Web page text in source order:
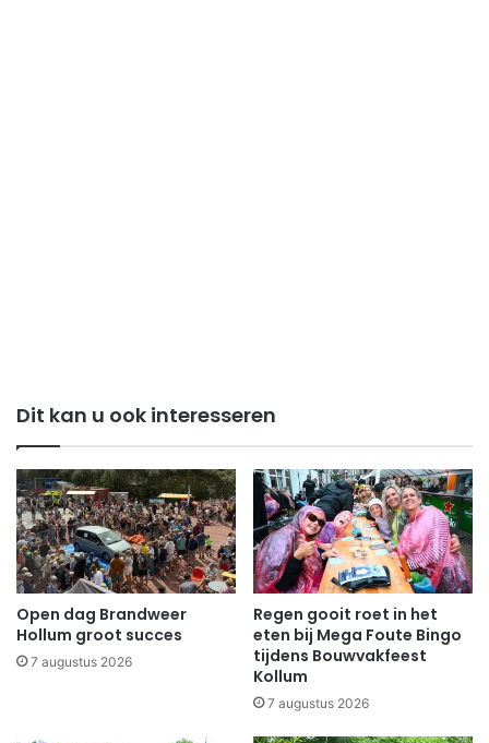
Dit kan u ook interesseren
Open dag Brandweer
Hollum groot succes
7 augustus 2026
Regen gooit roet in het
eten bij Mega Foute Bingo
tijdens Bouwvakfeest
Kollum
7 augustus 2026